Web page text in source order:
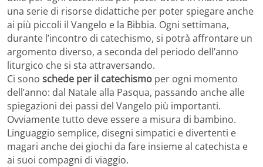
una serie di risorse didattiche per poter spiegare anche
ai più piccoli il Vangelo e la Bibbia. Ogni settimana,
durante l’incontro di catechismo, si potrà affrontare un
argomento diverso, a seconda del periodo dell’anno
liturgico che si sta attraversando.
Ci sono schede per il catechismo per ogni momento
dell’anno: dal Natale alla Pasqua, passando anche alle
spiegazioni dei passi del Vangelo più importanti.
Ovviamente tutto deve essere a misura di bambino.
Linguaggio semplice, disegni simpatici e divertenti e
magari anche dei giochi da fare insieme al catechista e
ai suoi compagni di viaggio.